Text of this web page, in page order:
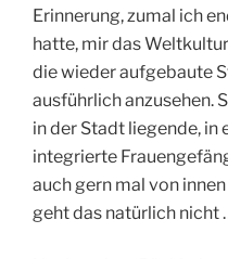
Erinnerung, zumal ich
hatte, mir das
die wieder aufgebaute
ausführlich anzusehen.
in der Stadt liegende, in
integrierte
auch gern mal von
geht das natürlich nicht